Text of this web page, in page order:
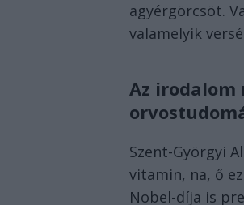
agyérgörcsöt.
valamelyik
Az
Szent-Györgyi
vitamin, na, ő
Nobel-díja is